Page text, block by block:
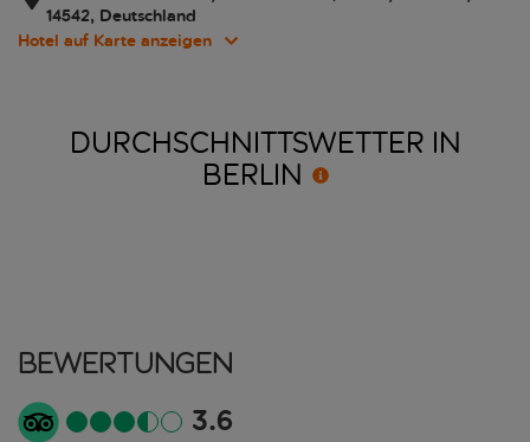
14542, Deutschland
Hotel auf Karte anzeigen
DURCHSCHNITTSWETTER IN
BERLIN
Bewertungen
3.6